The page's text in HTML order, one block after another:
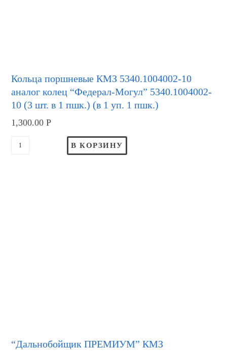
Кольца поршневые КМЗ 5340.1004002-10
аналог колец “Федерал-Могул” 5340.1004002-
10 (3 шт. в 1 пшк.) (в 1 уп. 1 пшк.)
1,300.00Р
В КОРЗИНУ
“Дальнобойщик ПРЕМИУМ” КМЗ